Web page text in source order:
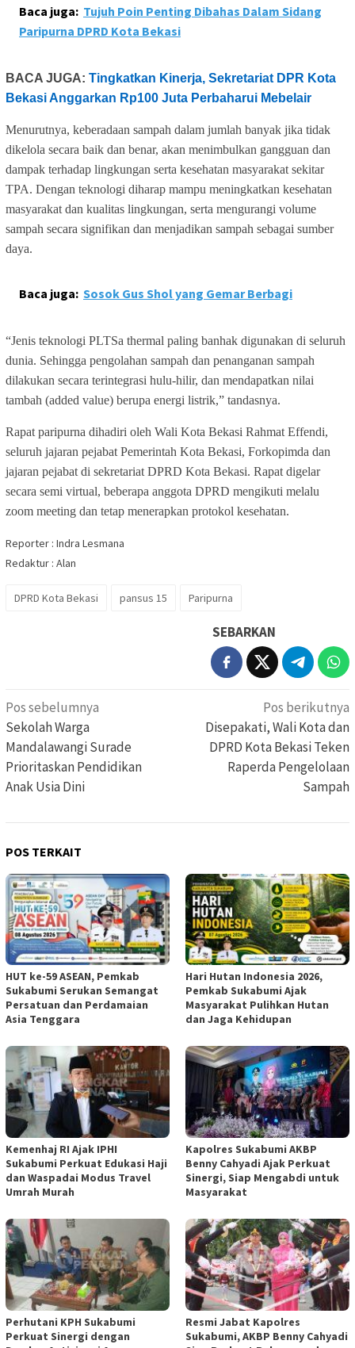
Baca juga: Tujuh Poin Penting Dibahas Dalam Sidang
Paripurna DPRD Kota Bekasi
BACA JUGA: Tingkatkan Kinerja, Sekretariat DPR Kota
Bekasi Anggarkan Rp100 Juta Perbaharui Mebelair
Menurutnya, keberadaan sampah dalam jumlah banyak jika tidak
dikelola secara baik dan benar, akan menimbulkan gangguan dan
dampak terhadap lingkungan serta kesehatan masyarakat sekitar
TPA. Dengan teknologi diharap mampu meningkatkan kesehatan
masyarakat dan kualitas lingkungan, serta mengurangi volume
sampah secara signifikan dan menjadikan sampah sebagai sumber
daya.
Baca juga: Sosok Gus Shol yang Gemar Berbagi
“Jenis teknologi PLTSa thermal paling banhak digunakan di seluruh
dunia. Sehingga pengolahan sampah dan penanganan sampah
dilakukan secara terintegrasi hulu-hilir, dan mendapatkan nilai
tambah (added value) berupa energi listrik,” tandasnya.
Rapat paripurna dihadiri oleh Wali Kota Bekasi Rahmat Effendi,
seluruh jajaran pejabat Pemerintah Kota Bekasi, Forkopimda dan
jajaran pejabat di sekretariat DPRD Kota Bekasi. Rapat digelar
secara semi virtual, beberapa anggota DPRD mengikuti melalu
zoom meeting dan tetap menerapkan protokol kesehatan.
Reporter : Indra Lesmana
Redaktur : Alan
DPRD Kota Bekasi pansus 15 Paripurna
SEBARKAN
Navigasi
pos
Pos sebelumnya
Sekolah Warga
Mandalawangi Surade
Prioritaskan Pendidikan
Anak Usia Dini
Pos berikutnya
Disepakati, Wali Kota dan
DPRD Kota Bekasi Teken
Raperda Pengelolaan
Sampah
POS TERKAIT
HUT ke-59 ASEAN, Pemkab
Sukabumi Serukan Semangat
Persatuan dan Perdamaian
Asia Tenggara
Hari Hutan Indonesia 2026,
Pemkab Sukabumi Ajak
Masyarakat Pulihkan Hutan
dan Jaga Kehidupan
Kemenhaj RI Ajak IPHI
Sukabumi Perkuat Edukasi Haji
dan Waspadai Modus Travel
Umrah Murah
Kapolres Sukabumi AKBP
Benny Cahyadi Ajak Perkuat
Sinergi, Siap Mengabdi untuk
Masyarakat
Perhutani KPH Sukabumi
Perkuat Sinergi dengan
Resmi Jabat Kapolres
Sukabumi, AKBP Benny Cahyadi